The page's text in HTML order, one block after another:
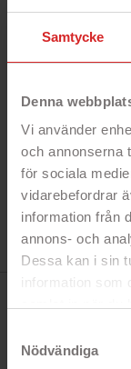
Samtycke
Denna
Vi använder
och annonserna
för sociala
vidarebefordrar
information från
annons- och
Dessa kan i sin
information som
Nödvändiga
Alltid
garanti
Wonder Grip
Ean13:
6959234406529